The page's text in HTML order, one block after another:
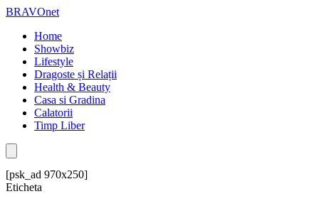
BRAVOnet
Home
Showbiz
Lifestyle
Dragoste și Relații
Health & Beauty
Casa si Gradina
Calatorii
Timp Liber
[psk_ad 970x250]
Eticheta